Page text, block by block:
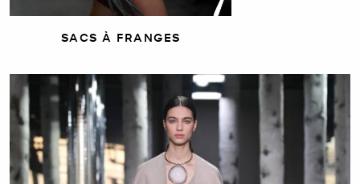
SACS À FRANGES